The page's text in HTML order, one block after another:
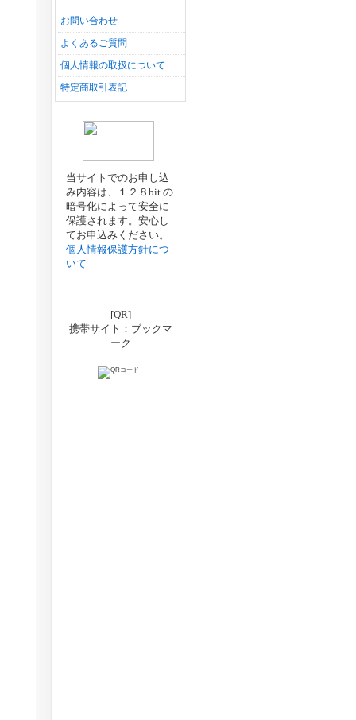
お問い合わせ
よくあるご質問
個人情報の取扱について
特定商取引表記
当サイトでのお申し込
み内容は、１２８bit の
暗号化によって安全に
保護されます。安心し
てお申込みください。
個人情報保護方針につ
いて
[QR]
携帯サイト：ブックマ
ーク